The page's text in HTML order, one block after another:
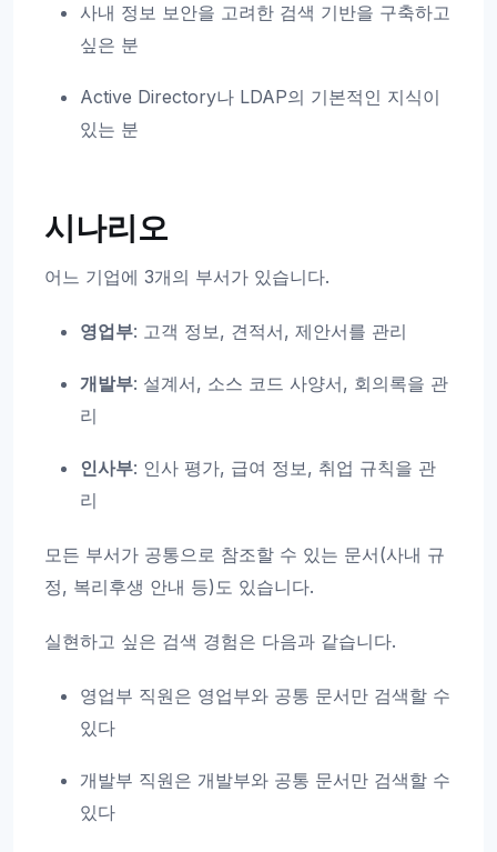
사내 정보 보안을 고려한 검색 기반을 구축하고
싶은 분
Active Directory나 LDAP의 기본적인 지식이
있는 분
시나리오
어느 기업에 3개의 부서가 있습니다.
영업부: 고객 정보, 견적서, 제안서를 관리
개발부: 설계서, 소스 코드 사양서, 회의록을 관
리
인사부: 인사 평가, 급여 정보, 취업 규칙을 관
리
모든 부서가 공통으로 참조할 수 있는 문서(사내 규
정, 복리후생 안내 등)도 있습니다.
실현하고 싶은 검색 경험은 다음과 같습니다.
영업부 직원은 영업부와 공통 문서만 검색할 수
있다
개발부 직원은 개발부와 공통 문서만 검색할 수
있다